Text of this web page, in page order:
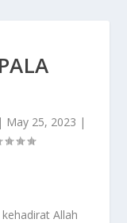
| May 25, 2023 |
Allah